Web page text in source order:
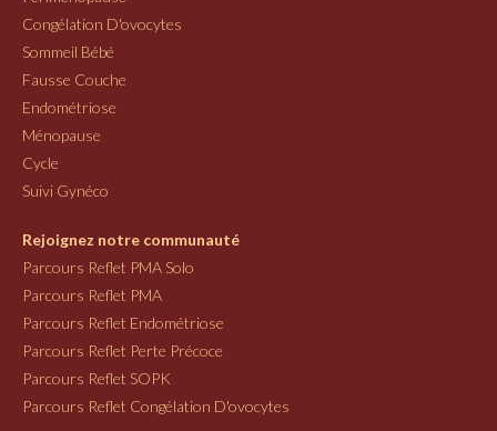
Congélation D'ovocytes
Sommeil Bébé
Fausse Couche
Endométriose
Ménopause
Cycle
Suivi Gynéco
Rejoignez notre communauté
Parcours Reflet PMA Solo
Parcours Reflet PMA
Parcours Reflet Endométriose
Parcours Reflet Perte Précoce
Parcours Reflet SOPK
Parcours Reflet Congélation D'ovocytes